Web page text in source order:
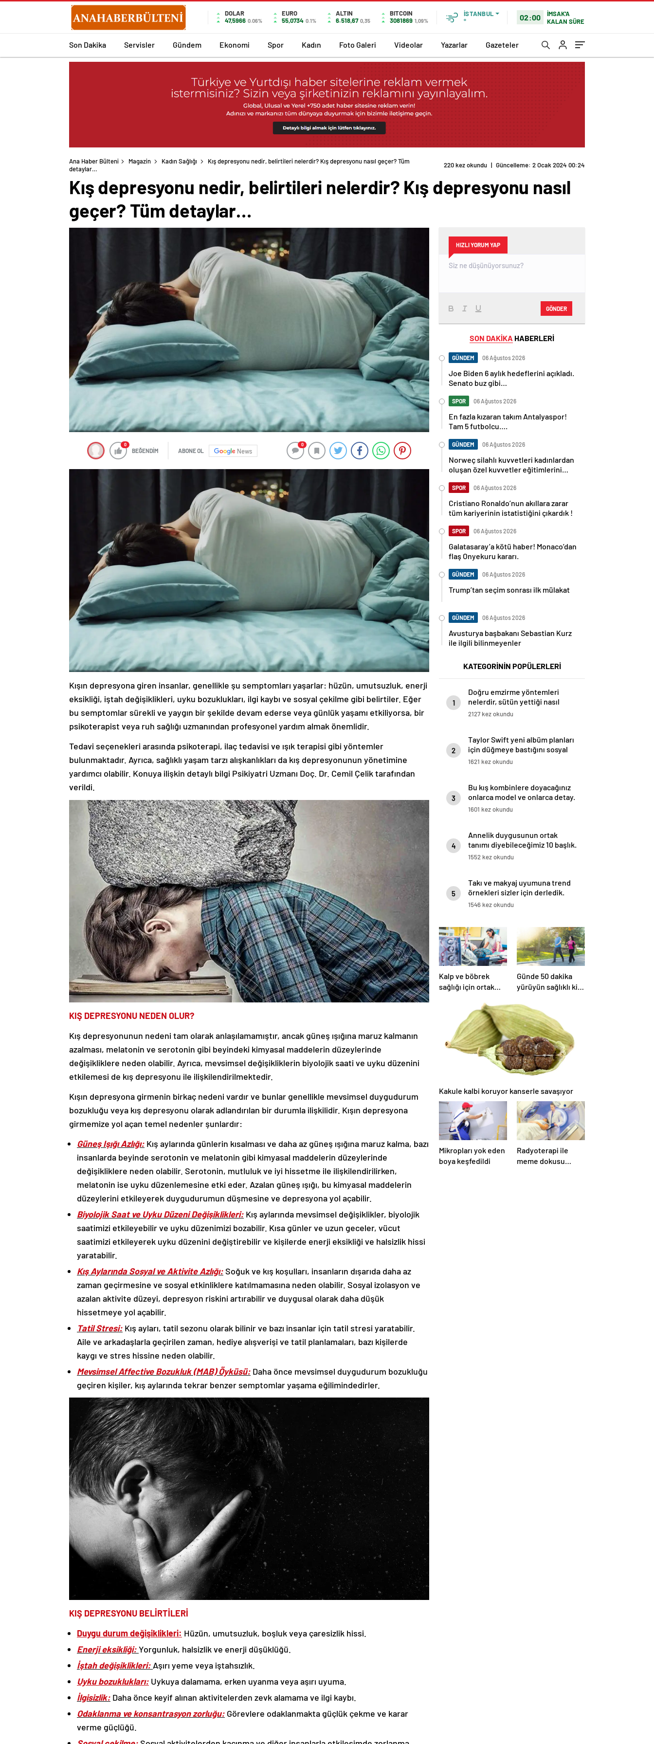
DOLAR
47,5966 0.06%
EURO
55,0734 0.1%
ALTIN
6.518,67 0,35
BITCOIN
3081869 1,09%
İSTANBUL
°
02:00
İMSAK'A
KALAN SÜRE
Son Dakika Servisler Gündem Ekonomi Spor Kadın Foto Galeri Videolar Yazarlar Gazeteler
Ana Haber Bülteni Magazin Kadın Sağlığı Kış depresyonu nedir, belirtileri nelerdir? Kış depresyonu nasıl geçer? Tüm detaylar…
Kış depresyonu nedir, belirtileri nelerdir? Kış depresyonu nasıl
geçer? Tüm detaylar…
News
eksikliği, iştah değişiklikleri, uyku bozuklukları, ilgi kaybı ve sosyal çekilme gibi belirtiler. Eğer
bu semptomlar sürekli ve yaygın bir şekilde devam ederse veya günlük yaşamı etkiliyorsa, bir
psikoterapist veya ruh sağlığı uzmanından profesyonel yardım almak önemlidir.
bulunmaktadır. Ayrıca, sağlıklı yaşam tarzı alışkanlıkları da kış depresyonunun yönetimine
yardımcı olabilir. Konuya ilişkin detaylı bilgi Psikiyatri Uzmanı Doç. Dr. Cemil Çelik tarafından
verildi.
azalması, melatonin ve serotonin gibi beyindeki kimyasal maddelerin düzeylerinde
değişikliklere neden olabilir. Ayrıca, mevsimsel değişikliklerin biyolojik saati ve uyku düzenini
etkilemesi de kış depresyonu ile ilişkilendirilmektedir.
bozukluğu veya kış depresyonu olarak adlandırılan bir durumla ilişkilidir. Kışın depresyona
girmemize yol açan temel nedenler şunlardır:
insanlarda beyinde serotonin ve melatonin gibi kimyasal maddelerin düzeylerinde
değişikliklere neden olabilir. Serotonin, mutluluk ve iyi hissetme ile ilişkilendirilirken,
melatonin ise uyku düzenlemesine etki eder. Azalan güneş ışığı, bu kimyasal maddelerin
düzeylerini etkileyerek duygudurumun düşmesine ve depresyona yol açabilir.
Biyolojik Saat ve Uyku Düzeni Değişiklikleri:
Kış aylarında mevsimsel değişiklikler, biyolojik
saatimizi etkileyebilir ve uyku düzenimizi bozabilir. Kısa günler ve uzun geceler, vücut
saatimizi etkileyerek uyku düzenini değiştirebilir ve kişilerde enerji eksikliği ve halsizlik hissi
yaratabilir.
Kış Aylarında Sosyal ve Aktivite Azlığı:
zaman geçirmesine ve sosyal etkinliklere katılmamasına neden olabilir. Sosyal izolasyon ve
azalan aktivite düzeyi, depresyon riskini artırabilir ve duygusal olarak daha düşük
hissetmeye yol açabilir.
Tatil Stresi:
Kış ayları, tatil sezonu olarak bilinir ve bazı insanlar için tatil stresi yaratabilir.
Aile ve arkadaşlarla geçirilen zaman, hediye alışverişi ve tatil planlamaları, bazı kişilerde
kaygı ve stres hissine neden olabilir.
Mevsimsel Affective Bozukluk (MAB) Öyküsü:
geçiren kişiler, kış aylarında tekrar benzer semptomlar yaşama eğilimindedirler.
Enerji eksikliği:
Yorgunluk, halsizlik ve enerji düşüklüğü.
İştah değişiklikleri:
Aşırı yeme veya iştahsızlık.
Uyku bozuklukları:
Uykuya dalamama, erken uyanma veya aşırı uyuma.
İlgisizlik:
Daha önce keyif alınan aktivitelerden zevk alamama ve ilgi kaybı.
Odaklanma ve konsantrasyon zorluğu:
Görevlere odaklanmakta güçlük çekme ve karar
verme güçlüğü.
Sosyal çekilme:
HIZLI YORUM YAP
GÖNDER
Joe Biden 6 aylık hedeflerini açıkladı.
Senato buz gibi…
En fazla kızaran takım Antalyaspor!
Tam 5 futbolcu….
Norweç silahlı kuvvetleri kadınlardan
oluşan özel kuvvetler eğitimlerini
başlattı.
Cristiano Ronaldo’nun akıllara zarar
tüm kariyerinin istatistiğini çıkardık !
Galatasaray’a kötü haber! Monaco’dan
flaş Onyekuru kararı.
Trump’tan seçim sonrası ilk mülakat
Avusturya başbakanı Sebastian Kurz
ile ilgili bilinmeyenler
1
nelerdir, sütün yettiği nasıl
anlaşılır?
2127 kez okundu
2
için düğmeye bastığını sosyal
medyadan duyurdu!
1621 kez okundu
3
onlarca model ve onlarca detay.
1601 kez okundu
4
tanımı diyebileceğimiz 10 başlık.
1552 kez okundu
5
örnekleri sizler için derledik.
1546 kez okundu
Kalp ve böbrek
sağlığı için ortak
seferberlik
Günde 50 dakika
yürüyün sağlıklı kilo
verin
Mikropları yok eden
boya keşfedildi
Radyoterapi ile
meme dokusu
ışınlanıyor